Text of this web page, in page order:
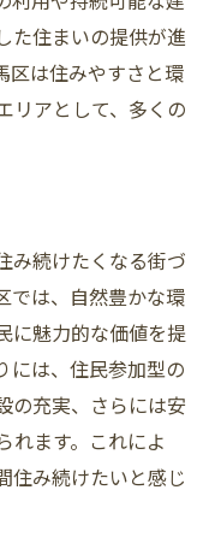
た住まいの提供が進
区は住みやすさと環
リアとして、多くの
み続けたくなる街づ
では、自然豊かな環
に魅力的な価値を提
には、住民参加型の
の充実、さらには安
れます。これによ
住み続けたいと感じ